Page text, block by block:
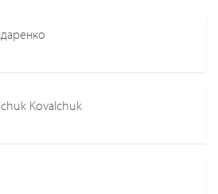
Kovalchuk